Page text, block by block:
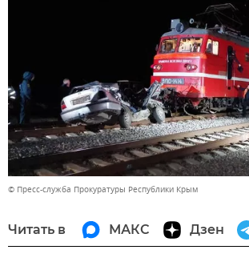
© Пресс-служба Прокуратуры Республики Крым
Читать в МАКС Дзен